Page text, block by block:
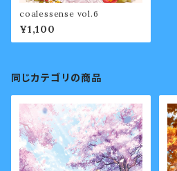
coalessense vol.6
¥1,100
同じカテゴリの商品